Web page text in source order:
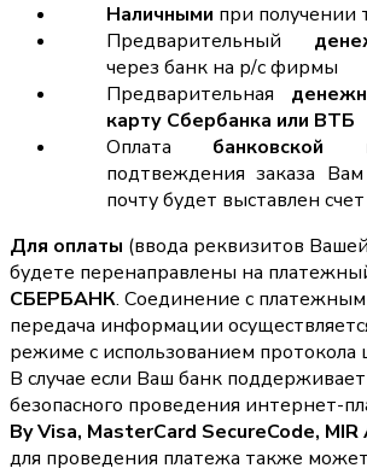
Наличными при получении
Предварительный
через банк на р/с фирмы
Предварительная
карту Сбербанка или ВТБ
Оплата банковской
подтвеждения заказа
почту будет выставлен
Для оплаты (ввода реквизитов
будете перенаправлены на
СБЕРБАНК. Соединение с
передача информации
режиме с использованием протокола
В случае если Ваш банк
безопасного проведения интернет-
By Visa, MasterCard SecureCode,
для проведения платежа также